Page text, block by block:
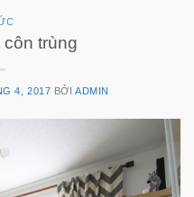
côn trùng
4, 2017 BỞIADMIN